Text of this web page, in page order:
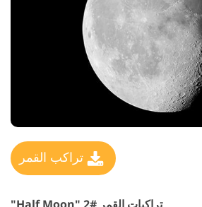
تراكب القمر